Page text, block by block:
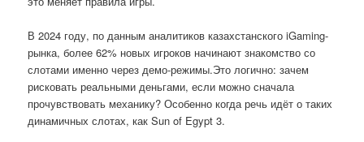
В 2024 году, по данным аналитиков казахстанского iGaming-
рынка, более 62% новых игроков начинают знакомство со
слотами именно через демо-режимы.Это логично: зачем
рисковать реальными деньгами, если можно сначала
прочувствовать механику? Особенно когда речь идёт о таких
динамичных слотах, как Sun of Egypt 3.